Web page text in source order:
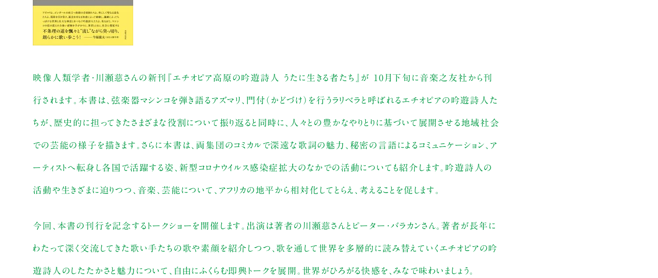
映像人類学者・川瀬慈さんの新刊『エチオピア高原の吟遊詩人 うたに生きる者たち』が 10月下旬に音楽之友社から刊
行されます。本書は、弦楽器マシンコを弾き語るアズマリ、門付（かどづけ）を行うラリベラと呼ばれるエチオピアの吟遊詩人た
ちが、歴史的に担ってきたさまざまな役割について振り返ると同時に、人々との豊かなやりとりに基づいて展開させる地域社会
での芸能の様子を描きます。さらに本書は、両集団のコミカルで深遠な歌詞の魅力、秘密の言語によるコミュニケーション、ア
ーティストへ転身し各国で活躍する姿、新型コロナウイルス感染症拡大のなかでの活動についても紹介します。吟遊詩人の
活動や生きざまに迫りつつ、音楽、芸能について、アフリカの地平から相対化してとらえ、考えることを促します。
今回、本書の刊行を記念するトークショーを開催します。出演は著者の川瀬慈さんとピーター・バラカンさん。著者が長年に
わたって深く交流してきた歌い手たちの歌や素顔を紹介しつつ、歌を通して世界を多層的に読み替えていくエチオピアの吟
遊詩人のしたたかさと魅力について、自由にふくらむ即興トークを展開。世界がひろがる快感を、みなで味わいましょう。